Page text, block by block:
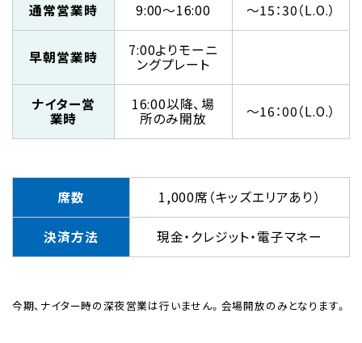
通常営業時 9:00～16:00 ～15：30（L.O.）
早朝営業時 7:00よりモーニ
ングプレート
ナイター営
業時
16:00以降、場
所のみ開放 ～16：00（L.O.）
席数 1,000席（キッズエリアあり）
決済方法 現金・クレジット・電子マネー
今期、ナイター時の深夜営業は行いません。会場開放のみとなります。